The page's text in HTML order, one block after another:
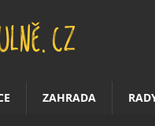
ZAHRADA